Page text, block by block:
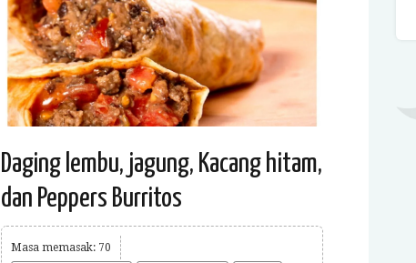
Daging lembu, jagung, Kacang hitam,
dan Peppers Burritos
Masa memasak: 70